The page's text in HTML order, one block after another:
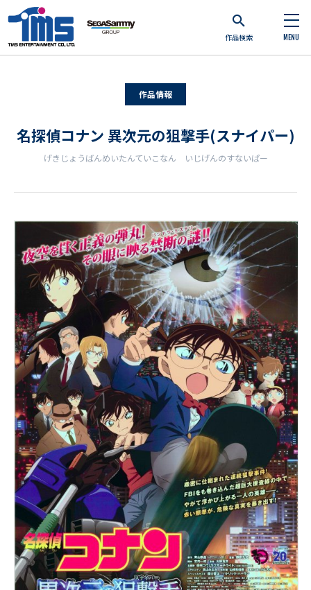
作品検索 MENU
作品情報
名探偵コナン 異次元の狙撃手(スナイパー)
げきじょうばんめいたんていこなん いじげんのすないぱー